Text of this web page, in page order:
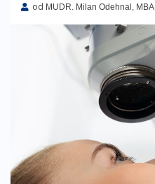
od MUDR. Milan Odehnal, MBA